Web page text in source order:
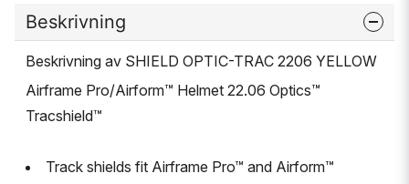
Beskrivning
Beskrivning av SHIELD OPTIC-TRAC 2206 YELLOW
Airframe Pro/Airform™ Helmet 22.06 Optics™
Tracshield™
Track shields fit Airframe Pro™ and Airform™